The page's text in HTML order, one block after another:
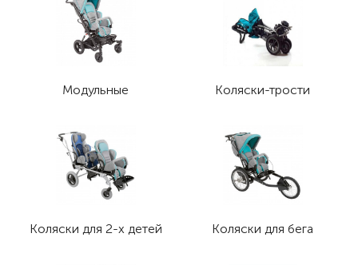
Модульные Коляски-трости
Коляски для 2-х детей Коляски для бега